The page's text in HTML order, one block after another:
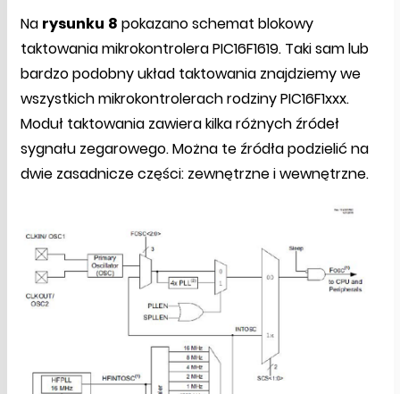
Na rysunku 8 pokazano schemat blokowy
taktowania mikrokontrolera PIC16F1619. Taki sam lub
bardzo podobny układ taktowania znajdziemy we
wszystkich mikrokontrolerach rodziny PIC16F1xxx.
Moduł taktowania zawiera kilka różnych źródeł
sygnału zegarowego. Można te źródła podzielić na
dwie zasadnicze części: zewnętrzne i wewnętrzne.